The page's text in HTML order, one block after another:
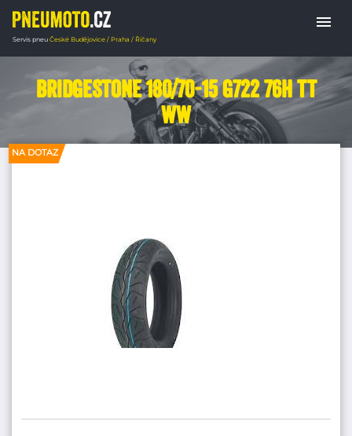
Servis pneu České Budějovice / Praha / Říčany
menu
Domů PNEUMATIKY MOTORKY Chopper
Bridgestone 180/70-15 G722 76H TT
WW
NA DOTAZ